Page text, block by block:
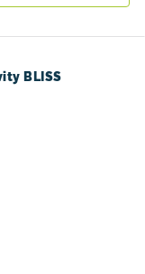
BLISS